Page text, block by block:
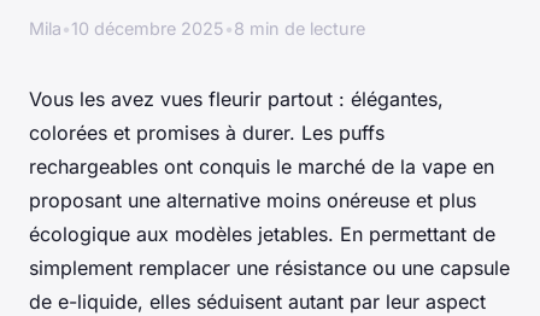
Mila•10 décembre 2025•8 min de lecture
Vous les avez vues fleurir partout : élégantes,
colorées et promises à durer. Les puffs
rechargeables ont conquis le marché de la vape en
proposant une alternative moins onéreuse et plus
écologique aux modèles jetables. En permettant de
simplement remplacer une résistance ou une capsule
de e-liquide, elles séduisent autant par leur aspect